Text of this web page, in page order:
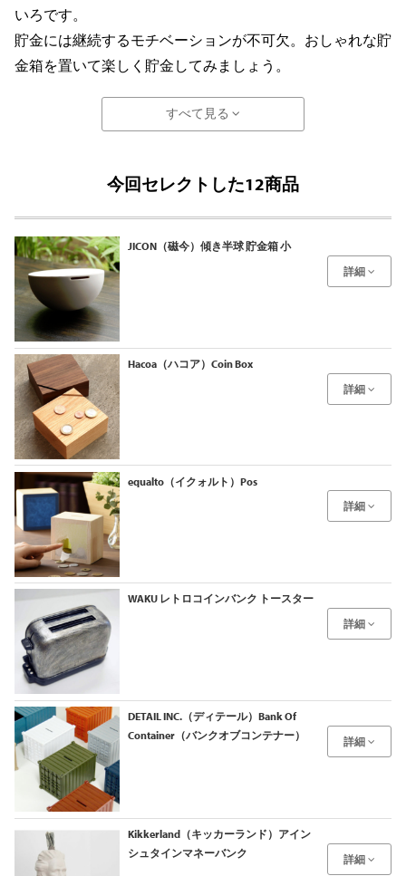
いろです。
貯金には継続するモチベーションが不可欠。おしゃれな貯
金箱を置いて楽しく貯金してみましょう。
すべて見る
今回セレクトした12商品
JICON（磁今）傾き半球 貯金箱 小
詳細
Hacoa（ハコア）Coin Box
詳細
equalto（イクォルト）Pos
詳細
WAKU レトロコインバンク トースター
詳細
DETAIL INC.（ディテール）Bank Of
Container（バンクオブコンテナー）
詳細
Kikkerland（キッカーランド）アイン
シュタインマネーバンク
詳細